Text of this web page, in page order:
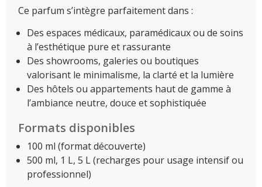
Ce parfum s’intègre parfaitement dans :
Des espaces médicaux, paramédicaux ou de soins
à l’esthétique pure et rassurante
Des showrooms, galeries ou boutiques
valorisant le minimalisme, la clarté et la lumière
Des hôtels ou appartements haut de gamme à
l’ambiance neutre, douce et sophistiquée
Formats disponibles
100 ml (format découverte)
500 ml, 1 L, 5 L (recharges pour usage intensif ou
professionnel)